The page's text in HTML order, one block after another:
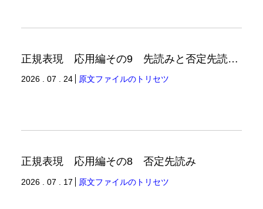
正規表現 応用編その9 先読みと否定先読みの例
2026 . 07 . 24 原文ファイルのトリセツ
正規表現 応用編その8 否定先読み
2026 . 07 . 17 原文ファイルのトリセツ